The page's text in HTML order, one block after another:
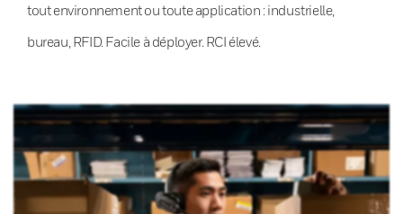
tout environnement ou toute application : industrielle,
bureau, RFID. Facile à déployer. RCI élevé.